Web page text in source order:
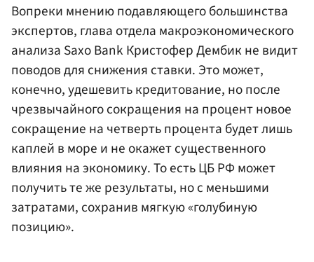
Вопреки мнению подавляющего большинства
экспертов, глава отдела макроэкономического
анализа Saxo Bank Кристофер Дембик не видит
поводов для снижения ставки. Это может,
конечно, удешевить кредитование, но после
чрезвычайного сокращения на процент новое
сокращение на четверть процента будет лишь
каплей в море и не окажет существенного
влияния на экономику. То есть ЦБ РФ может
получить те же результаты, но с меньшими
затратами, сохранив мягкую «голубиную
позицию».